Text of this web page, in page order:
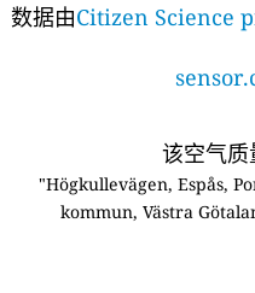
数据由Citizen Science
该空气
"Högkullevägen, Espås,
kommun, Västra